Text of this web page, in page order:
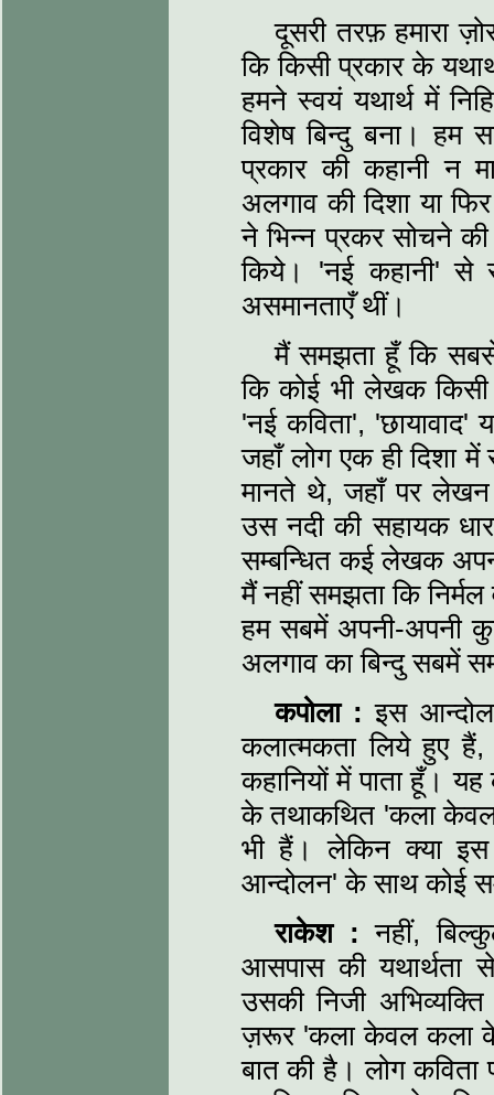
दूसरी तरफ़ हमारा
कि किसी प्रकार के
हमने स्वयं यथार्थ में
विशेष बिन्दु बना। हम
प्रकार की कहानी न
अलगाव की दिशा या
ने भिन्न प्रकर सोचने
किये। 'नई कहानी' से
असमानताएँ थीं।
मैं समझता हूँ कि
कि कोई भी लेखक
'नई कविता', 'छायावाद'
जहाँ लोग एक ही दिशा
मानते थे, जहाँ पर
उस नदी की सहायक
सम्बन्धित कई लेखक
मैं नहीं समझता कि
हम सबमें अपनी-अपनी
अलगाव का बिन्दु सबमें
कपोला : इस
कलात्मकता लिये हुए हैं,
कहानियों में पाता हूँ।
के तथाकथित 'कला केवल
भी हैं। लेकिन क्या इस
आन्दोलन' के साथ कोई
राकेश : नहीं,
आसपास की
उसकी निजी
ज़रूर 'कला केवल कला के
बात की है। लोग कविता